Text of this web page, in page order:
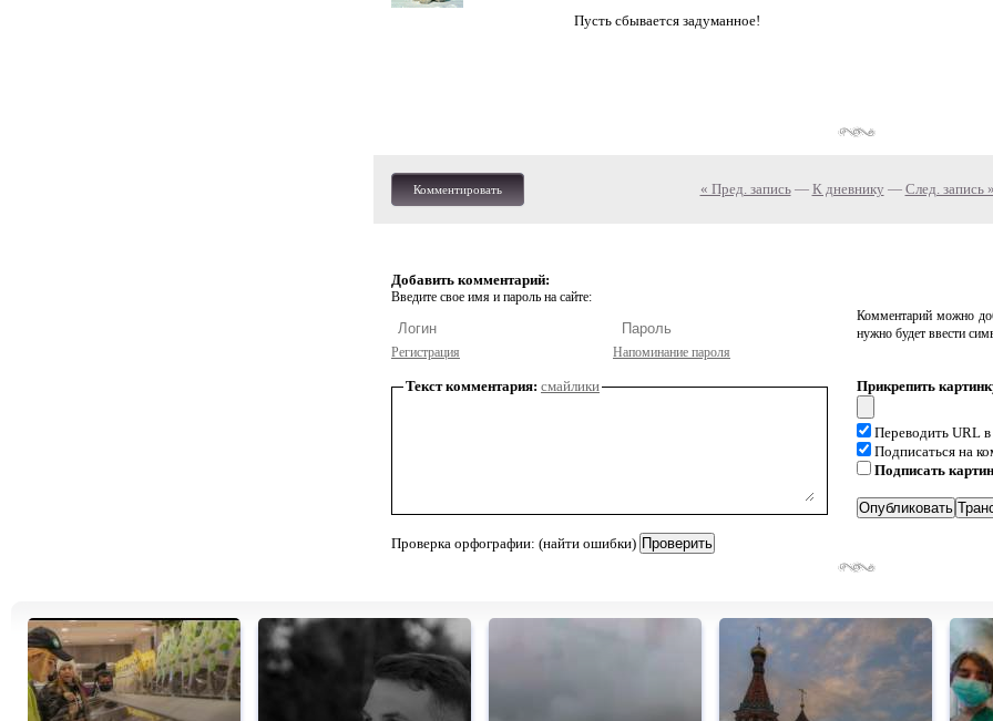
Пусть сбывается задуманное!
Комментировать « Пред. запись— К дневнику — След. запись »
Добавить комментарий:
Введите свое имя и пароль на сайте:
Регистрация Напоминание пароля
Комментарий можно
нужно будет ввести
Текст комментария: смайлики
Проверка орфографии: (найти ошибки)
Прикрепить
Переводить URL
Подписаться на
Подписать